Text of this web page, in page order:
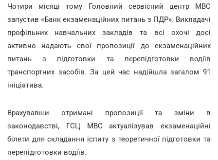
Чотири місяці тому Головний сервісний центр МВС
запустив «Банк екзаменаційних питань з ПДР». Викладачі
профільних навчальних закладів та всі охочі досі
активно надають свої пропозиції до екзаменаційних
питань з підготовки та перепідготовки водіїв
транспортних засобів. За цей час надійшла загалом 91
ініціатива.
Врахувавши отримані пропозиції та зміни в
законодавстві, ГСЦ МВС актуалізував екзаменаційні
білети для складання іспиту з теоретичної підготовки та
перепідготовки водіїв.